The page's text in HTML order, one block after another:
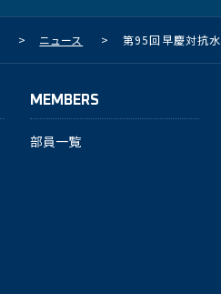
> ニュース > 第95回早慶対抗
MEMBERS
部員一覧